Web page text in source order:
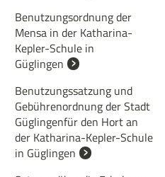
Benutzungsordnung der
Mensa in der Katharina-
Kepler-Schule in
Güglingen
Benutzungssatzung und
Gebührenordnung der Stadt
Güglingenfür den Hort an
der Katharina-Kepler-Schule
in Güglingen